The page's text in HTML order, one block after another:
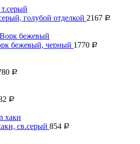
голубой отделкой 2167 Р
бежевый, черный 1770 Р
Р
Р
св.серый 854 Р